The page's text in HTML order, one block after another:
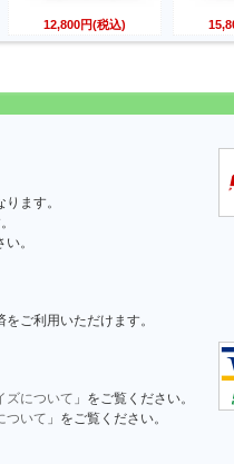
12,800円(税込)
ます。
。
ご利用いただけます。
ズについて 」をご覧ください。
ついて 」をご覧ください。